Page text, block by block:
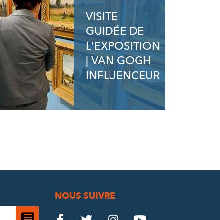
VISITE
GUIDÉE DE
L'EXPOSITION
| VAN GOGH
INFLUENCEUR
Je
NOUS SUIVRE